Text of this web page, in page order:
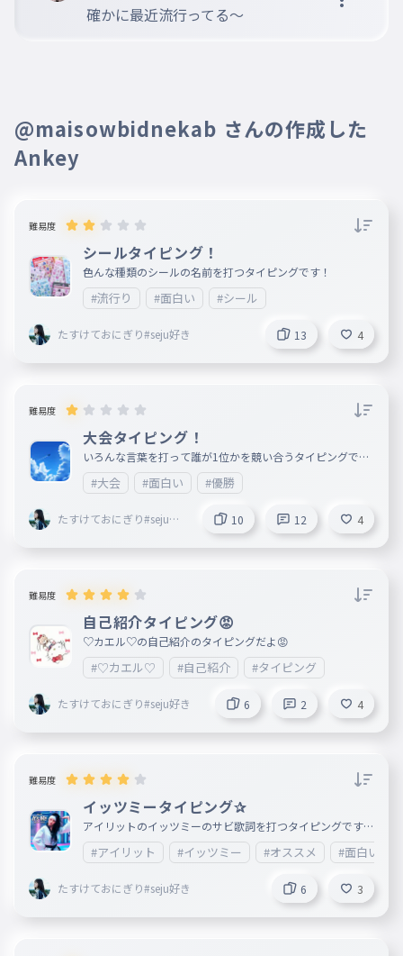
AIM ahead＞創設者〔Eclipse
〕@Armaid
確かに最近流行ってる〜
@maisowbidnekab さんの作成した
Ankey
難易度
シールタイピング！
色んな種類のシールの名前を打つタイピングです！
#流行り #面白い #シール
たすけておにぎり#seju好き 13 4
難易度
大会タイピング！
いろんな言葉を打って誰が1位かを競い合うタイピングです
！！ 景品はなしです🥺でも！フォローしてなくてもオッケ
ーです！ 誰でも参加可能！期限は、5月27日〜6月8日まで
です！ 頑張ってね！あと、10個の単語だよ！
#大会 #面白い #優勝
たすけておにぎり#seju好
10 12 4
難易度
自己紹介タイピング😡
♡カエル♡の自己紹介のタイピングだよ😡
#♡カエル♡ #自己紹介 #タイピング
たすけておにぎり#seju好き 6 2 4
難易度
イッツミータイピング✰
アイリットのイッツミーのサビ歌詞を打つタイピングですよ
〜！ あとみんなフォローありがとう！フォロバする！フォ
ロバされなかったらコメント で教えて！あと「！」は打た
なくていいよ！ おしだれ？カエルは、モカ！
#アイリット #イッツミー #オススメ #面白い
たすけておにぎり#seju好き 6 3